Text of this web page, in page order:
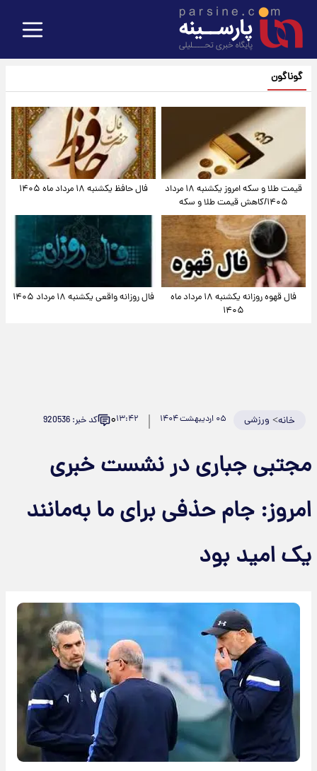
گوناگون
قیمت طلا و سکه امروز یکشنبه ۱۸ مرداد
۱۴۰۵/کاهش قیمت طلا و سکه
فال حافظ یکشنبه ۱۸ مرداد ماه ۱۴۰۵
فال قهوه روزانه یکشنبه ۱۸ مرداد ماه
۱۴۰۵
فال روزانه واقعی یکشنبه ۱۸ مرداد ۱۴۰۵
خانه> ورزشی ۰۵ اردیبهشت ۱۴۰۴ ۱۳:۴۲۰ کد خبر: 920536
مجتبی جباری در نشست خبری
امروز: جام حذفی برای ما به‌مانند
یک امید بود